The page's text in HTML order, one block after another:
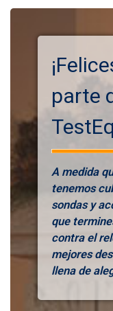
parte
A medida
tenemos
sondas y
que
contra el
mejores
llena de